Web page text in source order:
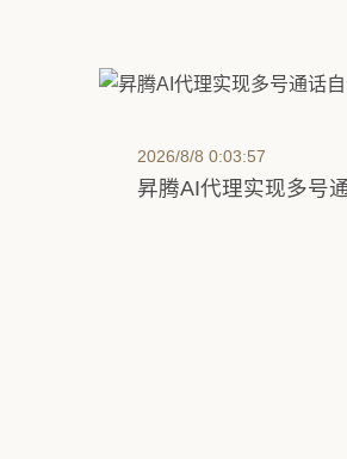
2026/8/8 0:03:57
昇腾AI代理实现多号